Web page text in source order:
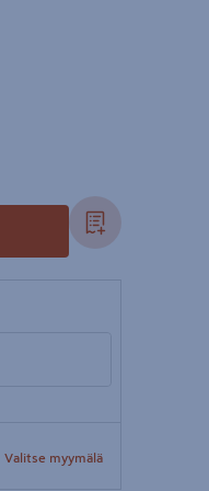
Valitse myymälä